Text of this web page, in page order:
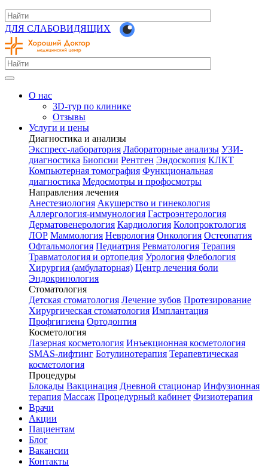
ДЛЯ СЛАБОВИДЯЩИХ
О нас
3D-тур по клинике
Отзывы
Услуги и цены
Диагностика и анализы
Экспресс-лаборатория Лабораторные анализы УЗИ-
диагностика Биопсии Рентген Эндоскопия КЛКТ
Компьютерная томография Функциональная
диагностика Медосмотры и профосмотры
Направления лечения
Анестезиология Акушерство и гинекология
Аллергология-иммунология Гастроэнтерология
Дерматовенерология Кардиология Колопроктология
ЛОР Маммология Неврология Онкология Остеопатия
Офтальмология Педиатрия Ревматология Терапия
Травматология и ортопедия Урология Флебология
Хирургия (амбулаторная) Центр лечения боли
Эндокринология
Стоматология
Детская стоматология Лечение зубов Протезирование
Хирургическая стоматология Имплантация
Профгигиена Ортодонтия
Косметология
Лазерная косметология Инъекционная косметология
SMAS-лифтинг Ботулинотерапия Терапевтическая
косметология
Процедуры
Блокады Вакцинация Дневной стационар Инфузионная
терапия Массаж Процедурный кабинет Физиотерапия
Врачи
Акции
Пациентам
Блог
Вакансии
Контакты